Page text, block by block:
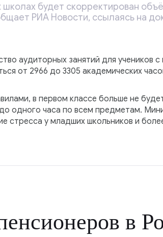
будет скорректирован
РИА Новости, ссылаясь на
аудиторных занятий для учеников с
от 2966 до 3305 академических
в первом классе больше не
одного часа по всем предметам.
стресса у младших школьников и
в